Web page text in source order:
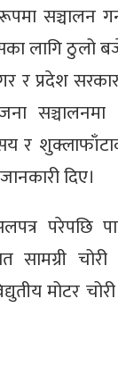
सञ्चालन
लागि ठुलो
र प्रदेश
र
दिए।
परेपछि
सामग्री
मोटर